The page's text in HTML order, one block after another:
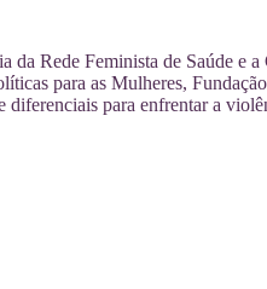
da Rede Feminista de Saúde e
para as Mulheres,
diferenciais para enfrentar a